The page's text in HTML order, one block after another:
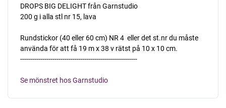
DROPS BIG DELIGHT från Garnstudio
200 g i alla stl nr 15, lava
Rundstickor (40 eller 60 cm) NR 4  eller det st.nr du måste
använda för att få 19 m x 38 v rätst på 10 x 10 cm.
----------------------------------------------------------
Se mönstret hos Garnstudio